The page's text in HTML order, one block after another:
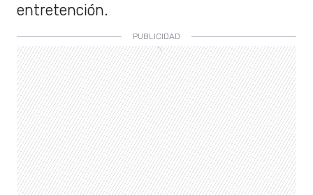
entretención.